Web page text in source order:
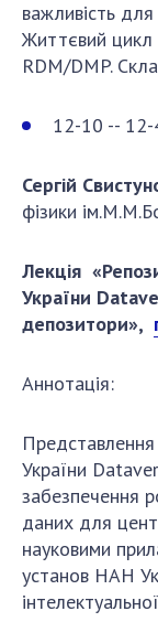
важливість
Життєвий цикл
RDM/DMP.
12-10 --
Сергій
фізики
Лекція
України
депозитори»,
Аннотація:
України
забезпечення
даних для
науковими
установ НАН